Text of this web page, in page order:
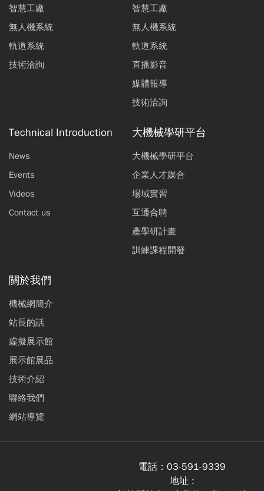
智慧工廠
無人機系統
軌道系統
技術洽詢
智慧工廠
無人機系統
軌道系統
直播影音
媒體報導
技術洽詢
Technical Introduction
News
Events
Videos
Contact us
大機械學研平台
大機械學研平台
企業人才媒合
場域實習
互通合聘
產學研計畫
訓練課程開發
關於我們
機械網簡介
站長的話
虛擬展示館
展示館展品
技術介紹
聯絡我們
網站導覽
電話： 03-591-9339
地址 :